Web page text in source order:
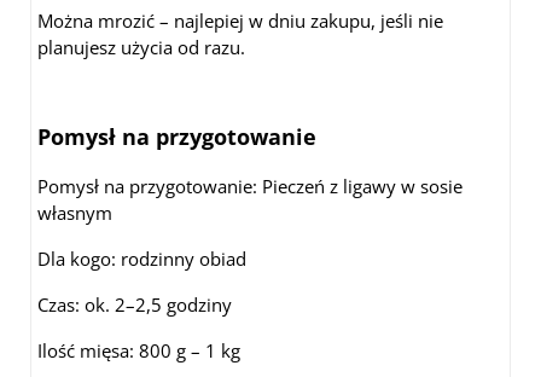
Można mrozić – najlepiej w dniu zakupu, jeśli nie
planujesz użycia od razu.
Pomysł na przygotowanie
Pomysł na przygotowanie: Pieczeń z ligawy w sosie
własnym
Dla kogo: rodzinny obiad
Czas: ok. 2–2,5 godziny
Ilość mięsa: 800 g – 1 kg